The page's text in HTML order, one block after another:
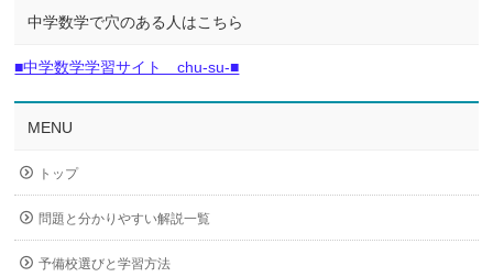
中学数学で穴のある人はこちら
■中学数学学習サイト chu-su-■
MENU
トップ
問題と分かりやすい解説一覧
予備校選びと学習方法